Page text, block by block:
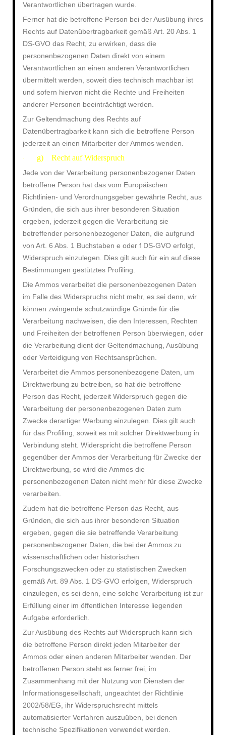
Verantwortlichen übertragen wurde.
Ferner hat die betroffene Person bei der Ausübung ihres
Rechts auf Datenübertragbarkeit gemäß Art. 20 Abs. 1
DS-GVO das Recht, zu erwirken, dass die
personenbezogenen Daten direkt von einem
Verantwortlichen an einen anderen Verantwortlichen
übermittelt werden, soweit dies technisch machbar ist
und sofern hiervon nicht die Rechte und Freiheiten
anderer Personen beeinträchtigt werden.
Zur Geltendmachung des Rechts auf
Datenübertragbarkeit kann sich die betroffene Person
jederzeit an einen Mitarbeiter der Ammos wenden.
· g) Recht auf Widerspruch
Jede von der Verarbeitung personenbezogener Daten
betroffene Person hat das vom Europäischen
Richtlinien- und Verordnungsgeber gewährte Recht, aus
Gründen, die sich aus ihrer besonderen Situation
ergeben, jederzeit gegen die Verarbeitung sie
betreffender personenbezogener Daten, die aufgrund
von Art. 6 Abs. 1 Buchstaben e oder f DS-GVO erfolgt,
Widerspruch einzulegen. Dies gilt auch für ein auf diese
Bestimmungen gestütztes Profiling.
Die Ammos verarbeitet die personenbezogenen Daten
im Falle des Widerspruchs nicht mehr, es sei denn, wir
können zwingende schutzwürdige Gründe für die
Verarbeitung nachweisen, die den Interessen, Rechten
und Freiheiten der betroffenen Person überwiegen, oder
die Verarbeitung dient der Geltendmachung, Ausübung
oder Verteidigung von Rechtsansprüchen.
Verarbeitet die Ammos personenbezogene Daten, um
Direktwerbung zu betreiben, so hat die betroffene
Person das Recht, jederzeit Widerspruch gegen die
Verarbeitung der personenbezogenen Daten zum
Zwecke derartiger Werbung einzulegen. Dies gilt auch
für das Profiling, soweit es mit solcher Direktwerbung in
Verbindung steht. Widerspricht die betroffene Person
gegenüber der Ammos der Verarbeitung für Zwecke der
Direktwerbung, so wird die Ammos die
personenbezogenen Daten nicht mehr für diese Zwecke
verarbeiten.
Zudem hat die betroffene Person das Recht, aus
Gründen, die sich aus ihrer besonderen Situation
ergeben, gegen die sie betreffende Verarbeitung
personenbezogener Daten, die bei der Ammos zu
wissenschaftlichen oder historischen
Forschungszwecken oder zu statistischen Zwecken
gemäß Art. 89 Abs. 1 DS-GVO erfolgen, Widerspruch
einzulegen, es sei denn, eine solche Verarbeitung ist zur
Erfüllung einer im öffentlichen Interesse liegenden
Aufgabe erforderlich.
Zur Ausübung des Rechts auf Widerspruch kann sich
die betroffene Person direkt jeden Mitarbeiter der
Ammos oder einen anderen Mitarbeiter wenden. Der
betroffenen Person steht es ferner frei, im
Zusammenhang mit der Nutzung von Diensten der
Informationsgesellschaft, ungeachtet der Richtlinie
2002/58/EG, ihr Widerspruchsrecht mittels
automatisierter Verfahren auszuüben, bei denen
technische Spezifikationen verwendet werden.